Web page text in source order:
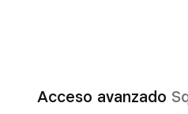
Acceso avanzado